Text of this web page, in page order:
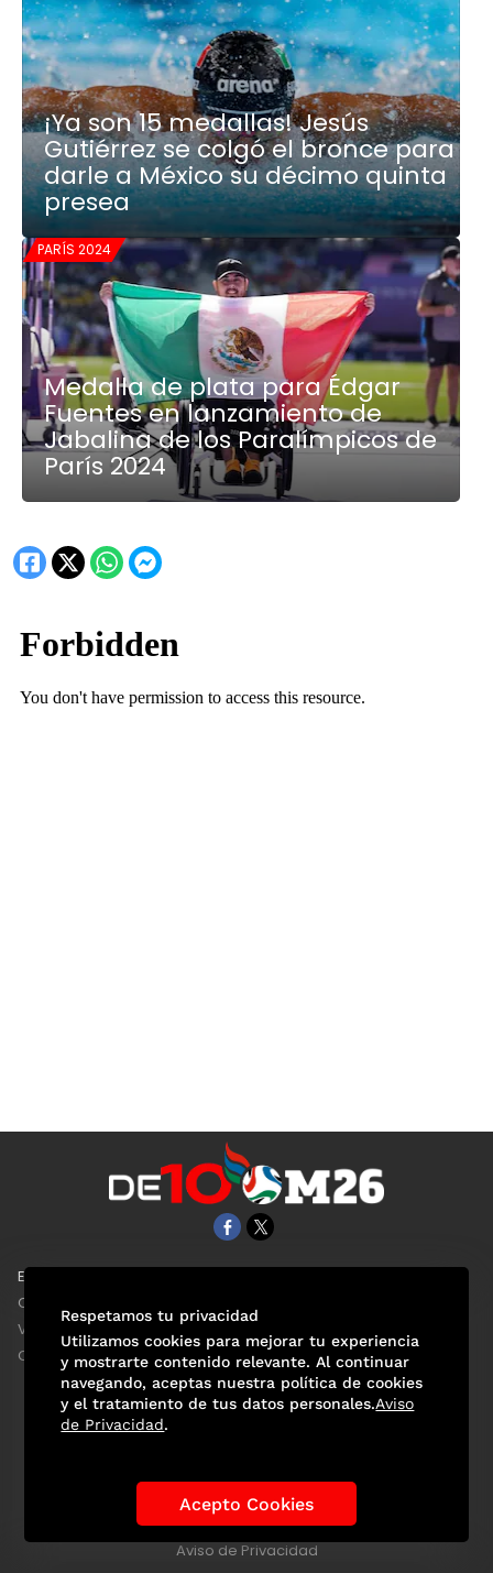
¡Ya son 15 medallas! Jesús
Gutiérrez se colgó el bronce para
darle a México su décimo quinta
presea
PARÍS 2024
Medalla de plata para Édgar
Fuentes en lanzamiento de
Jabalina de los Paralímpicos de
París 2024
EL UNIVERSAL
Clase
ViveUSA
Confabulario
Historia de los Mundiales Lo viral Anécdotas Mundialistas
Las Figuras Tendencias Directorio
Aviso de Privacidad
Respetamos tu privacidad
Utilizamos cookies para mejorar tu experiencia
y mostrarte contenido relevante. Al continuar
navegando, aceptas nuestra política de cookies
y el tratamiento de tus datos personales.Aviso
de Privacidad.
Acepto Cookies